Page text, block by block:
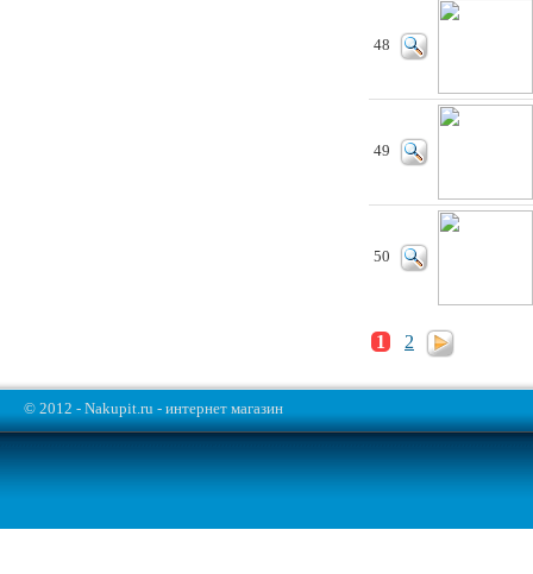
48
49
50
1 2
© 2012 - Nakupit.ru - интернет магазин